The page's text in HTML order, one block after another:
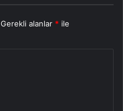
Gerekli alanlar * ile